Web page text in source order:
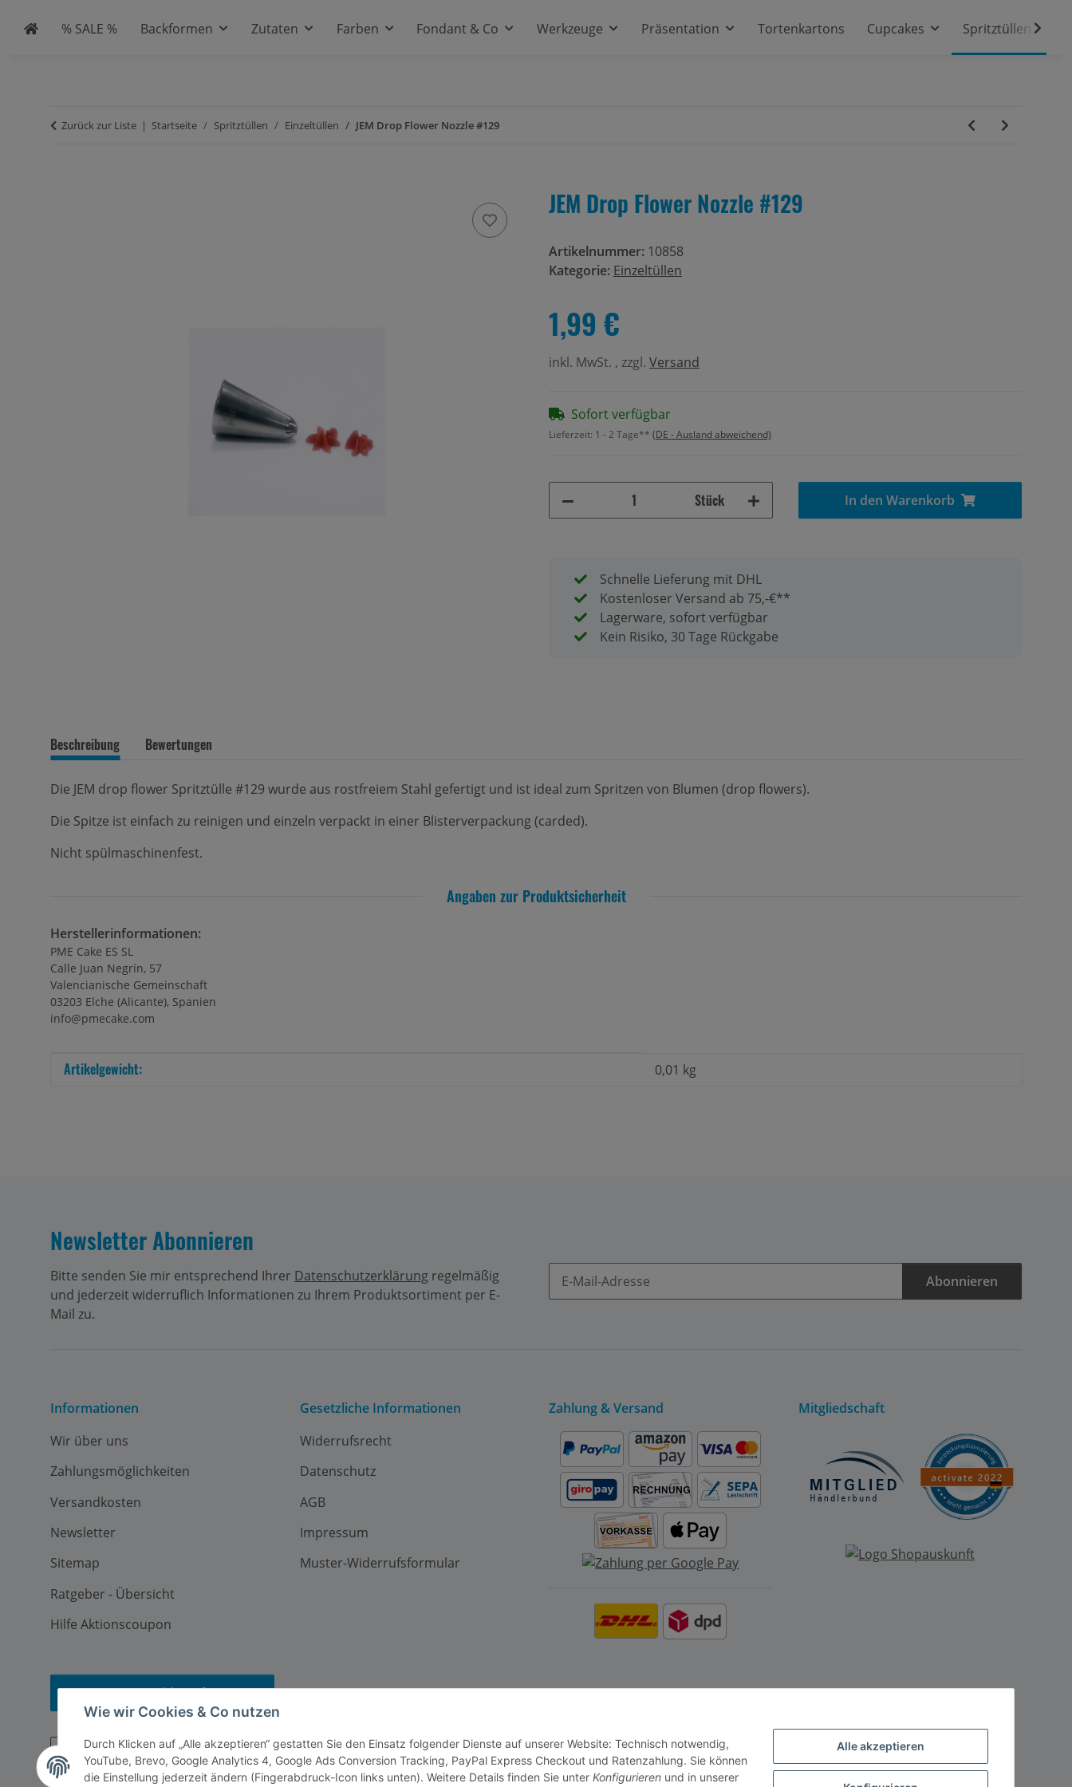
Alle akzeptieren
Wie wir Cookies & Co nutzen
Durch Klicken auf „Alle akzeptieren“ gestatten Sie den Einsatz folgender Dienste auf unserer Website: Technisch notwendig,
YouTube, Brevo, Google Analytics 4, Google Ads Conversion Tracking, PayPal Express Checkout und Ratenzahlung. Sie können
die Einstellung jederzeit ändern (Fingerabdruck-Icon links unten). Weitere Details finden Sie unter Konfigurieren und in unserer
% SALE % Backformen Zutaten Farben Fondant & Co Werkzeuge Präsentation Tortenkartons Cupcakes Spritztüllen
Zurück zur Liste Startseite Spritztüllen Einzeltüllen JEM Drop Flower Nozzle #129
JEM Drop Flower Nozzle #129
Artikelnummer: 10858
Kategorie: Einzeltüllen
1,99 €
inkl. MwSt. , zzgl. Versand
Sofort verfügbar
Lieferzeit: 1 - 2 Tage** (DE - Ausland abweichend)
Stück In den Warenkorb
Schnelle Lieferung mit DHL
Kostenloser Versand ab 75,-€**
Lagerware, sofort verfügbar
Kein Risiko, 30 Tage Rückgabe
Beschreibung Bewertungen
Die JEM drop flower Spritztülle #129 wurde aus rostfreiem Stahl gefertigt und ist ideal zum Spritzen von Blumen (drop flowers).
Die Spitze ist einfach zu reinigen und einzeln verpackt in einer Blisterverpackung (carded).
Nicht spülmaschinenfest.
Angaben zur Produktsicherheit
Herstellerinformationen:
PME Cake ES SL
Calle Juan Negrín, 57
Valencianische Gemeinschaft
03203 Elche (Alicante), Spanien
info@pmecake.com
Produkteigenschaft
Wert
Artikelgewicht: 0,01 kg
Newsletter Abonnieren
Bitte senden Sie mir entsprechend Ihrer Datenschutzerklärung regelmäßig
und jederzeit widerruflich Informationen zu Ihrem Produktsortiment per E-
Mail zu.
Abonnieren
Informationen
Wir über uns
Zahlungsmöglichkeiten
Versandkosten
Newsletter
Sitemap
Ratgeber - Übersicht
Hilfe Aktionscoupon
Gesetzliche Informationen
Widerrufsrecht
Datenschutz
AGB
Impressum
Muster-Widerrufsformular
Zahlung & Versand Mitgliedschaft
Vertrag widerrufen